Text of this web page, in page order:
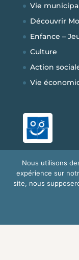
Vie
Découvrir
Enfance –
Culture
Action
Vie
Nous utilisons
expérience sur
site, nous